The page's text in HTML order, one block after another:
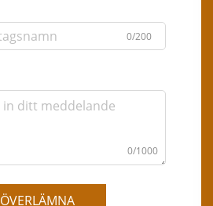
0/200
0/1000
ÖVERLÄMNA